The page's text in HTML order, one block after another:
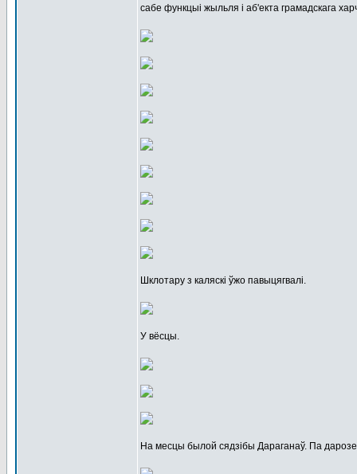
сабе функцыі жыльля і аб'екта грамадскага
Шклотару з каляскі ўжо павыцягвалі.
У вёсцы.
На месцы былой сядзібы Дараганаў. Па